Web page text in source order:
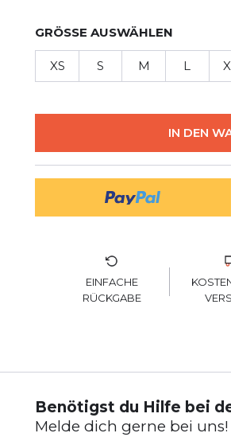
GRÖSSE AUSWÄHLEN
XS S M L
IN DEN
EINFACHE
RÜCKGABE
Benötigst du Hilfe bei
Melde dich gerne bei uns!